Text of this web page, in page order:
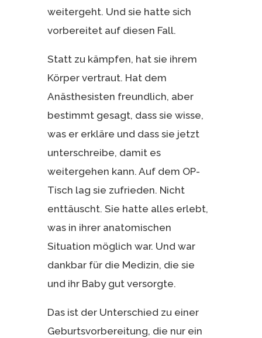
weitergeht. Und sie hatte sich
vorbereitet auf diesen Fall.
Statt zu kämpfen, hat sie ihrem
Körper vertraut. Hat dem
Anästhesisten freundlich, aber
bestimmt gesagt, dass sie wisse,
was er erkläre und dass sie jetzt
unterschreibe, damit es
weitergehen kann. Auf dem OP-
Tisch lag sie zufrieden. Nicht
enttäuscht. Sie hatte alles erlebt,
was in ihrer anatomischen
Situation möglich war. Und war
dankbar für die Medizin, die sie
und ihr Baby gut versorgte.
Das ist der Unterschied zu einer
Geburtsvorbereitung, die nur ein